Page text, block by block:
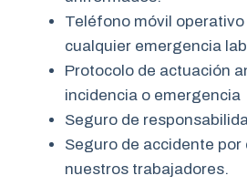
Teléfono móvil
cualquier emergencia
Protocolo de actuación
incidencia o emergencia
Seguro de
Seguro de accidente por
nuestros trabajadores.